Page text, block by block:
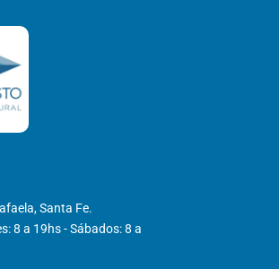
Santa Fe.
8 a 19hs - Sábados: 8 a